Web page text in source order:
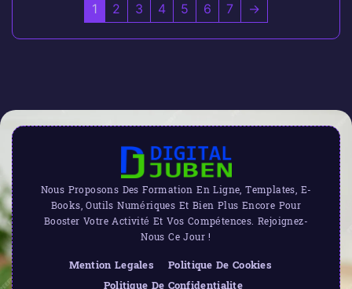
1 2 3 4 5 6 7 →
Nous Proposons Des Formation En Ligne, Templates, E-
Books, Outils Numériques Et Bien Plus Encore Pour
Booster Votre Activité Et Vos Compétences. Rejoignez-
Nous Ce Jour !
Mention Legales
Politique De Cookies